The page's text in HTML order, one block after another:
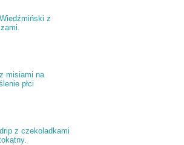
z
misiami na
płci
z czekoladkami